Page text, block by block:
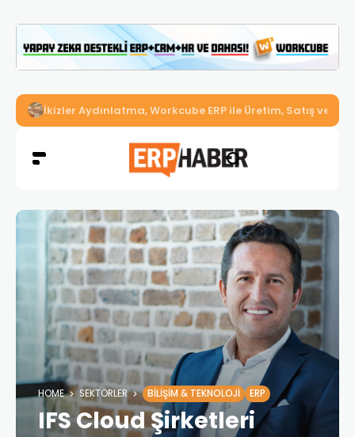
İkizler Aydınlatma, Workcube ERP ile Üretim, Satış ve
HOME SEKTÖRLER BILIŞIM & TEKNOLOJI ERP
IFS Cloud Şirketleri